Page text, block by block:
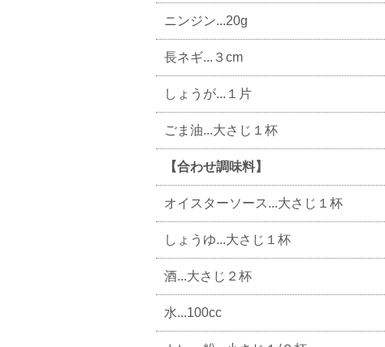
ニンジン...20g
長ネギ...３cm
しょうが...１片
ごま油...大さじ１杯
【合わせ調味料】
オイスターソース...大さじ１杯
しょうゆ...大さじ１杯
酒...大さじ２杯
水...100cc